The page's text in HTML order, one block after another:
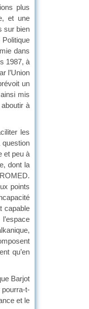
plus
et une
sur bien
dans
1987, à
l’Union
un
mis
à
les
question
et peu à
dont la
points
capable
qu’en
Barjot
pourra-t-
et le